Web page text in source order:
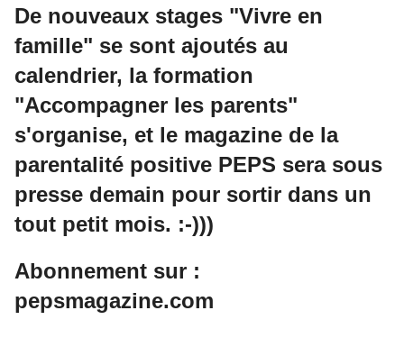
De nouveaux stages "Vivre en
famille" se sont ajoutés au
calendrier, la formation
"Accompagner les parents"
s'organise, et le magazine de la
parentalité positive PEPS sera sous
presse demain pour sortir dans un
tout petit mois. :-)))
Abonnement sur :
pepsmagazine.com